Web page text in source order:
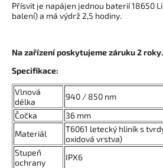
Přísvit je napájen jednou baterií 18650
balení) a má výdrž 2,5 hodiny.
Na zařízení poskytujeme záruku 2 roky.
Specifikace:
Vlnová
délka
940 / 850 nm
Čočka
36 mm
Materiál
T6061 letecký hliník s
oxidová vrstva)
Stupeň
ochrany
IPX6